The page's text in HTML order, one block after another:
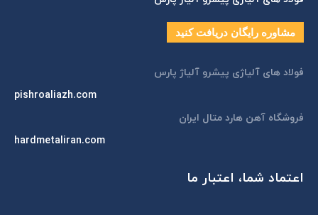
opens
in
new
مشاوره رایگان دریافت کنید
فولاد های آلیاژی پیشرو آلیاژ پارس
pishroaliazh.com
فروشگاه آهن هارد متال ایران
hardmetaliran.com
اعتماد شما، اعتبار ما